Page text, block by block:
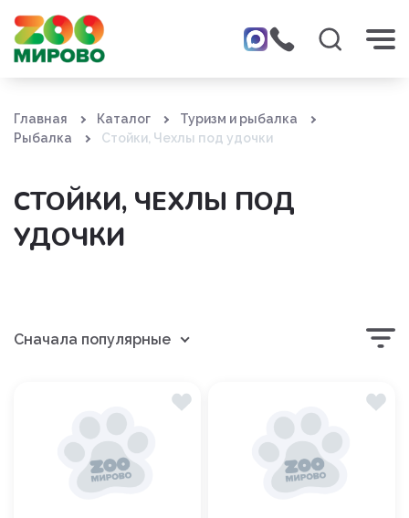
Главная Каталог
Туризм и рыбалка
Рыбалка
Стойки, Чехлы под удочки
СТОЙКИ, ЧЕХЛЫ ПОД
УДОЧКИ
Сначала популярные